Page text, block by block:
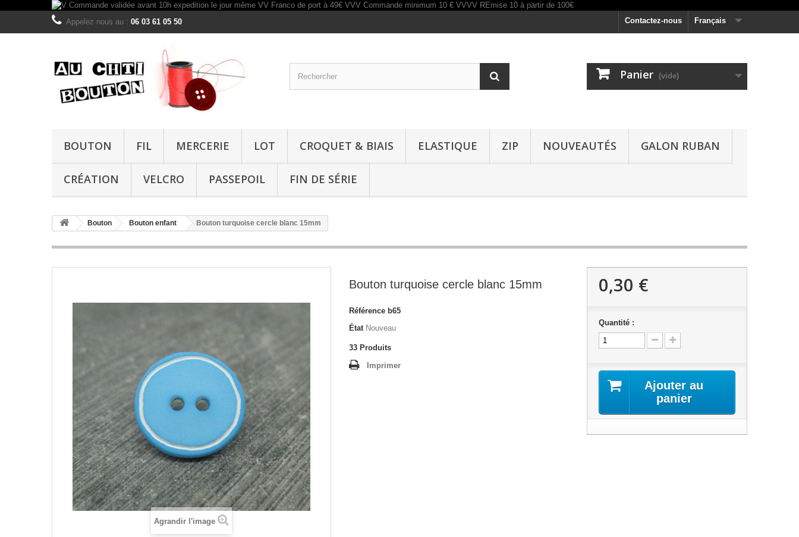
Français
Contactez-nous
Appelez nous au : 06 03 61 05 50
Panier (vide)
BOUTON FIL MERCERIE LOT CROQUET & BIAIS ELASTIQUE ZIP NOUVEAUTÉS GALON RUBAN
CRÉATION VELCRO PASSEPOIL FIN DE SÉRIE
Bouton Bouton enfant Bouton turquoise cercle blanc 15mm
Agrandir l'image
Bouton turquoise cercle blanc 15mm
Référence b65
État Nouveau
33 Produits
Imprimer
0,30 €
Quantité :
Ajouter au
panier